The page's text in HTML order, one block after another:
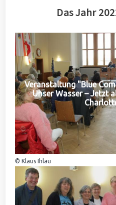
Das Jahr
Veranstaltung "Blue
Unser Wasser – Jetzt
© Klaus Ihlau